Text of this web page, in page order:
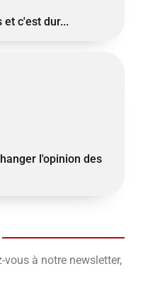
et c'est dur...
l'opinion des
vous à notre newsletter,